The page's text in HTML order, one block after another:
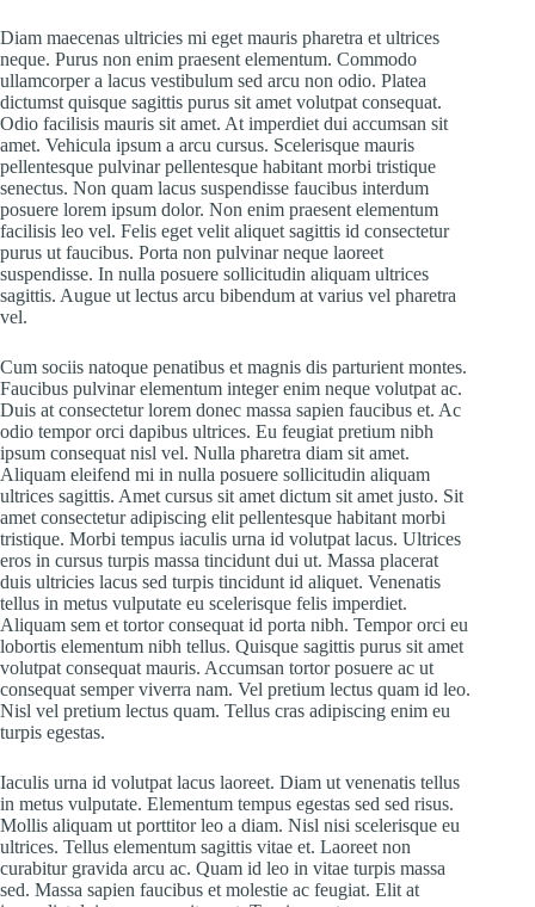
Diam maecenas ultricies mi eget mauris pharetra et ultrices
neque. Purus non enim praesent elementum. Commodo
ullamcorper a lacus vestibulum sed arcu non odio. Platea
dictumst quisque sagittis purus sit amet volutpat consequat.
Odio facilisis mauris sit amet. At imperdiet dui accumsan sit
amet. Vehicula ipsum a arcu cursus. Scelerisque mauris
pellentesque pulvinar pellentesque habitant morbi tristique
senectus. Non quam lacus suspendisse faucibus interdum
posuere lorem ipsum dolor. Non enim praesent elementum
facilisis leo vel. Felis eget velit aliquet sagittis id consectetur
purus ut faucibus. Porta non pulvinar neque laoreet
suspendisse. In nulla posuere sollicitudin aliquam ultrices
sagittis. Augue ut lectus arcu bibendum at varius vel pharetra
vel.
Cum sociis natoque penatibus et magnis dis parturient montes.
Faucibus pulvinar elementum integer enim neque volutpat ac.
Duis at consectetur lorem donec massa sapien faucibus et. Ac
odio tempor orci dapibus ultrices. Eu feugiat pretium nibh
ipsum consequat nisl vel. Nulla pharetra diam sit amet.
Aliquam eleifend mi in nulla posuere sollicitudin aliquam
ultrices sagittis. Amet cursus sit amet dictum sit amet justo. Sit
amet consectetur adipiscing elit pellentesque habitant morbi
tristique. Morbi tempus iaculis urna id volutpat lacus. Ultrices
eros in cursus turpis massa tincidunt dui ut. Massa placerat
duis ultricies lacus sed turpis tincidunt id aliquet. Venenatis
tellus in metus vulputate eu scelerisque felis imperdiet.
Aliquam sem et tortor consequat id porta nibh. Tempor orci eu
lobortis elementum nibh tellus. Quisque sagittis purus sit amet
volutpat consequat mauris. Accumsan tortor posuere ac ut
consequat semper viverra nam. Vel pretium lectus quam id leo.
Nisl vel pretium lectus quam. Tellus cras adipiscing enim eu
turpis egestas.
Iaculis urna id volutpat lacus laoreet. Diam ut venenatis tellus
in metus vulputate. Elementum tempus egestas sed sed risus.
Mollis aliquam ut porttitor leo a diam. Nisl nisi scelerisque eu
ultrices. Tellus elementum sagittis vitae et. Laoreet non
curabitur gravida arcu ac. Quam id leo in vitae turpis massa
sed. Massa sapien faucibus et molestie ac feugiat. Elit at